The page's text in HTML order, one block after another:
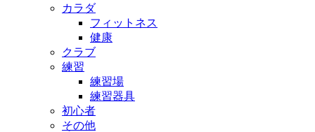
カラダ
フィットネス
健康
クラブ
練習
練習場
練習器具
初心者
その他